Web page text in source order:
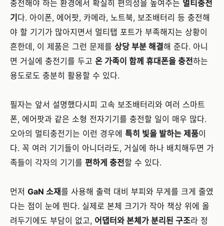
충전해야 하는 환경에서 확실히 편의성을 높여주는 멀티충전
기 다. 아이폰, 에어팟, 카메라, 노트북, 보조배터리 등 충전해
야 할 기기가 많아지면서 멀티탭 포트가 부족해지는 상황이
흔한데, 이 제품은 그런 문제를 상당 부분 해결해 준다. 아니
면 거실에 충전기를 두고 온 가족이 함께 휴대폰을 충전하는
용도로도 충분히 활용할 수 있다.
필자는 앞서 설명했다시피 고속 보조배터리와 여러 스마트
폰, 에어팟과 같은 소형 전자기기를 충전할 일이 매우 많다.
오아의 멀티충전기는 이런 경우에 특히 빛을 발하는 제품이
다. 꼭 여러 기기들이 아니더라도, 거실에 하나 배치해두면 가
족들이 각자의 기기를 편하게 충전할 수 있다.
먼저 GaN 소재 를 사용해 출력 대비 부피와 무게를 크게 줄였
다는 점이 눈에 띈다. 실제로 본체 크기가 작아 책상 위에 올
려두기에도 부담이 없고, 어댑터와 본체가 분리된 구조라 정